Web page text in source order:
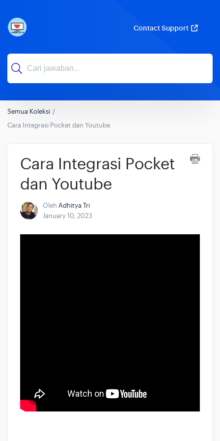
Contact Support
Semua Koleksi
Cara Integrasi Pocket dan Youtube
Cara Integrasi Pocket
dan Youtube
Oleh Adhitya Tri
January 10, 2023